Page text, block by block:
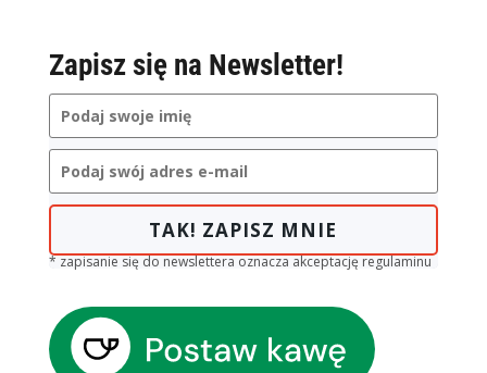
Zapisz się na Newsletter!
TAK! ZAPISZ MNIE
* zapisanie się do newslettera oznacza akceptację regulaminu